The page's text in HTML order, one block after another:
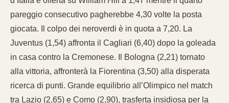
pareggio consecutivo pagherebbe 4,30 volte la posta
giocata. Il colpo dei neroverdi è in quota a 7,20. La
Juventus (1,54) affronta il Cagliari (6,40) dopo la goleada
in casa contro la Cremonese. Il Bologna (2,21) tornato
alla vittoria, affronterà la Fiorentina (3,50) alla disperata
ricerca di punti. Grande equilibrio all’Olimpico nel match
tra Lazio (2,65) e Como (2,90), trasferta insidiosa per la